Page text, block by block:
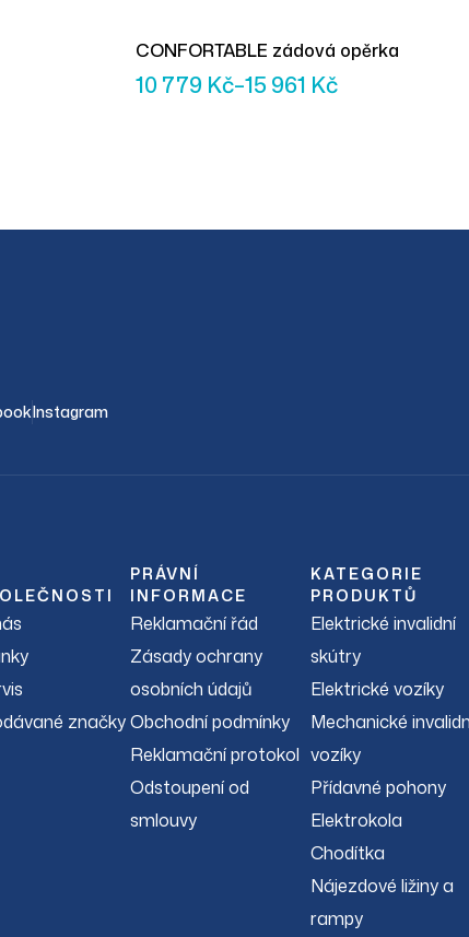
CONFORTABLE zádová opěrka
10 779 Kč–15 961 Kč
Instagram
značky
PRÁVNÍ
INFORMACE
Reklamační řád
Zásady ochrany
osobních údajů
Obchodní podmínky
Reklamační protokol
Odstoupení od
smlouvy
KATEGORIE
PRODUKTŮ
Elektrické invalidní
skútry
Elektrické vozíky
Mechanické
vozíky
Přídavné pohony
Elektrokola
Chodítka
Nájezdové ližiny a
rampy